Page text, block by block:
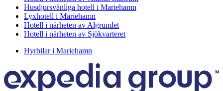
Husdjursvänliga hotell i Mariehamn
Lyxhotell i Mariehamn
Hotell i närheten av Algrundet
Hotell i närheten av Sjökvarteret
Hyrbilar i Mariehamn